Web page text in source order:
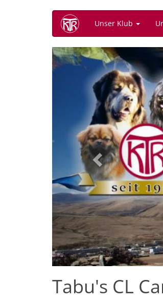
Unser Klub
Previous
Tabu's CL